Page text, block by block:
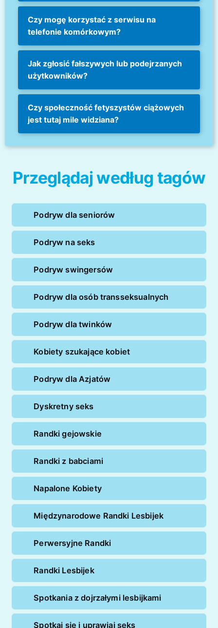
Czy mogę korzystać z serwisu na
telefonie komórkowym?
Jak zgłosić fałszywych lub podejrzanych
użytkowników?
Czy społeczność fetyszystów ciążowych
jest tutaj mile widziana?
Przeglądaj według tagów
Podryw dla seniorów
Podryw na seks
Podryw swingersów
Podryw dla osób transseksualnych
Podryw dla twinków
Kobiety szukające kobiet
Podryw dla Azjatów
Dyskretny seks
Randki gejowskie
Randki z babciami
Napalone Kobiety
Międzynarodowe Randki Lesbijek
Perwersyjne Randki
Randki Lesbijek
Spotkania z dojrzałymi lesbijkami
Spotkaj się i uprawiaj seks